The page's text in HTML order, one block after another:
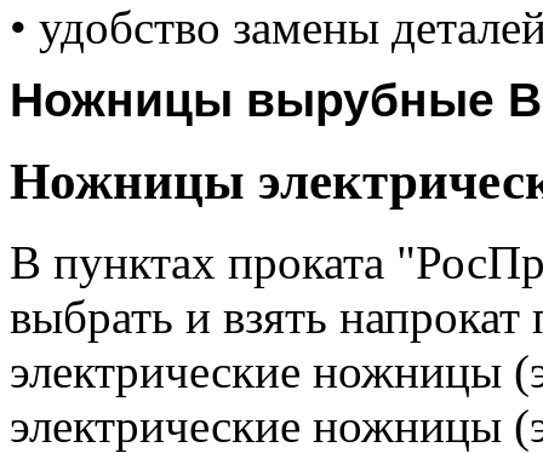
• удобство замены
Ножницы вырубные
Ножницы
В пунктах проката
выбрать и взять
электрические ножницы
электрические ножницы